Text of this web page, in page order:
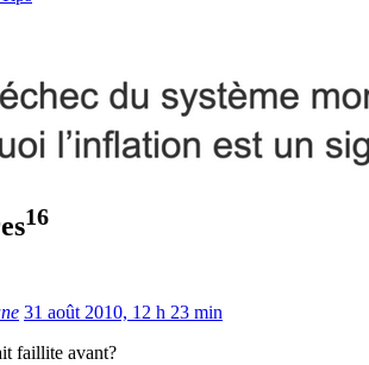
16
31 août 2010, 12 h 23 min
faillite avant?